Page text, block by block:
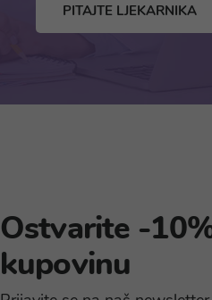
PITAJTE LJEKARNIKA
Ostvarite -
kupovinu